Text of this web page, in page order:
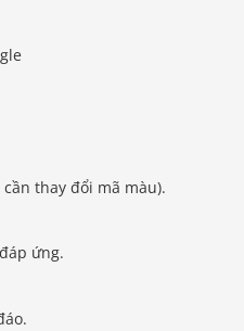
thay đổi mã màu).
ứng.